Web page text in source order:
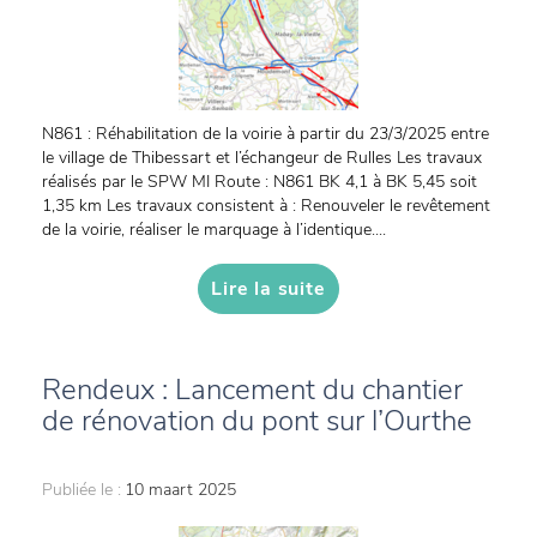
N861 : Réhabilitation de la voirie à partir du 23/3/2025 entre
le village de Thibessart et l’échangeur de Rulles Les travaux
réalisés par le SPW MI Route : N861 BK 4,1 à BK 5,45 soit
1,35 km Les travaux consistent à : Renouveler le revêtement
de la voirie, réaliser le marquage à l’identique....
Lire la suite
Rendeux : Lancement du chantier
de rénovation du pont sur l’Ourthe
Publiée le : 10 maart 2025